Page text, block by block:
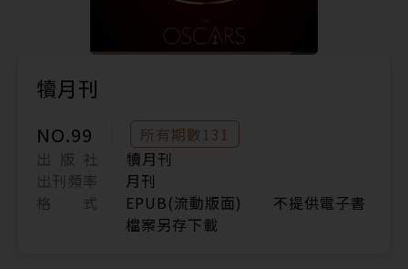
犢月刊
NO.99
所有期數131
出 版 社
犢月刊
出刊頻率
月刊
格 式
EPUB(流動版面) 不提供電子書
檔案另存下載